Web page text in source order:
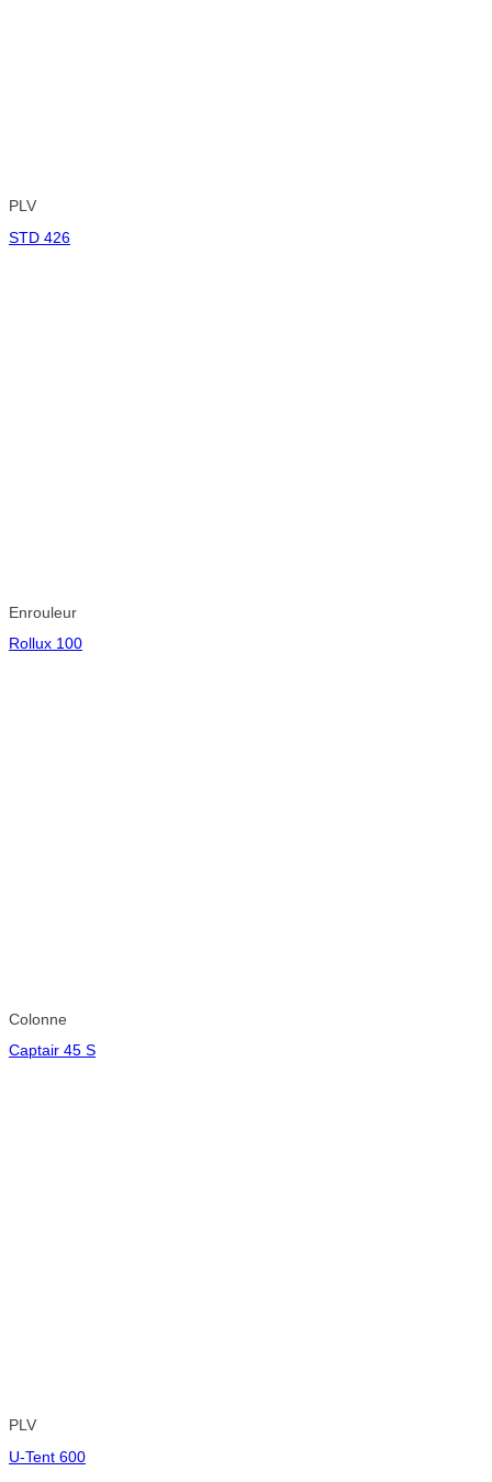
PLV
STD 426
Enrouleur
Rollux 100
Colonne
Captair 45 S
PLV
U-Tent 600